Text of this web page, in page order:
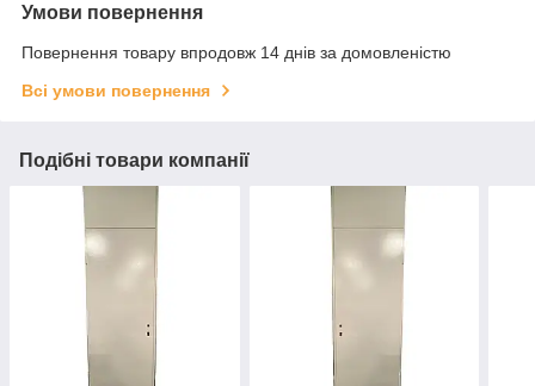
Умови повернення
Повернення товару впродовж 14 днів за домовленістю
Всі умови повернення
Подібні товари компанії